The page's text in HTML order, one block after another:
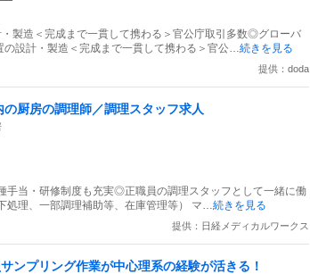
製造＜完成まで一貫して携わる＞官公庁取引多数◎グローバ
設計・製造＜完成まで一貫して携わる＞官公…続きを見る
提供：doda
厨房の調理師／調理スタッフ求人
当・研修制度も充実◎正職員の調理スタッフとして一緒に働
理、一部調理補助等、在庫管理等） マ…続きを見る
提供：日経メディカルワークス
ンプリング作業が中心理系の経験が活きる！